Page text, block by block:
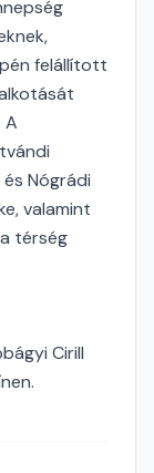
felállított
A
Nógrádi
valamint
térség
Cirill